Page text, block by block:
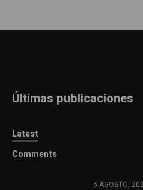
Últimas publicaciones
Latest
Comments
5 AGOSTO,